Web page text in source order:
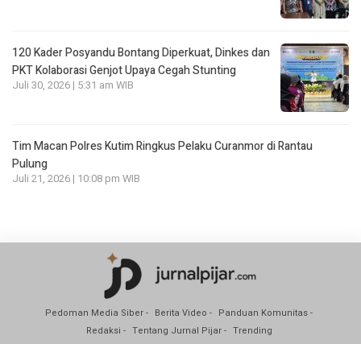
120 Kader Posyandu Bontang Diperkuat, Dinkes dan
PKT Kolaborasi Genjot Upaya Cegah Stunting
Juli 30, 2026 | 5:31 am WIB
Tim Macan Polres Kutim Ringkus Pelaku Curanmor di Rantau
Pulung
Juli 21, 2026 | 10:08 pm WIB
Pedoman Media Siber Berita Video
Panduan Komunitas
Redaksi
Tentang Jurnal Pijar Trending